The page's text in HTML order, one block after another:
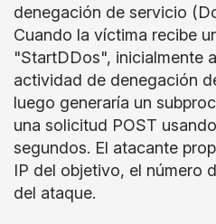
denegación de servicio
Cuando la víctima recibe
"StartDDos", inicialmente
actividad de denegación
luego generaría un
una solicitud POST
segundos. El atacante
IP del objetivo, el número
del ataque.